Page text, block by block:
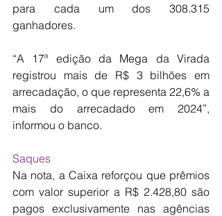
para cada um dos 308.315
ganhadores.
“A 17ª edição da Mega da Virada
registrou mais de R$ 3 bilhões em
arrecadação, o que representa 22,6% a
mais do arrecadado em 2024”,
informou o banco.
Saques
Na nota, a Caixa reforçou que prêmios
com valor superior a R$ 2.428,80 são
pagos exclusivamente nas agências